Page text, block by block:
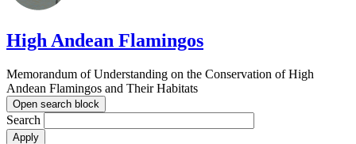
High Andean Flamingos
Memorandum of Understanding on the Conservation of High
Andean Flamingos and Their Habitats
Open search block
Search